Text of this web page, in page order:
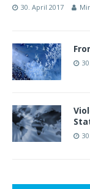
30. April 2017